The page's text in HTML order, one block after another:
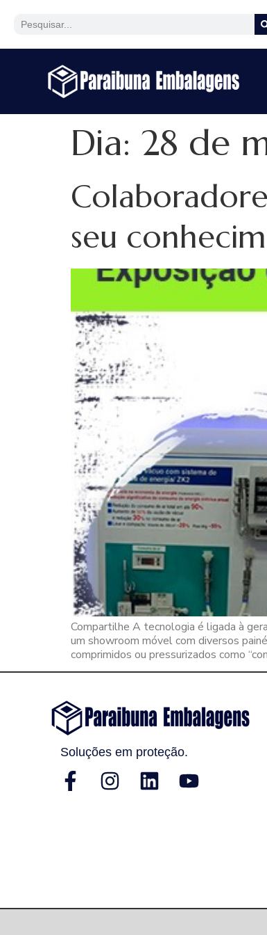
Dia: 28 de
seu
Compartilhe A tecnologia é ligada à
um showroom móvel com diversos
comprimidos ou pressurizados como
Soluções em proteção.